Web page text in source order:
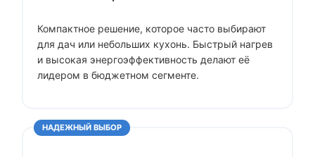
Компактное решение, которое часто выбирают
для дач или небольших кухонь. Быстрый нагрев
и высокая энергоэффективность делают её
лидером в бюджетном сегменте.
НАДЕЖНЫЙ ВЫБОР